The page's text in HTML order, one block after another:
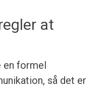
at
en formel
så det er